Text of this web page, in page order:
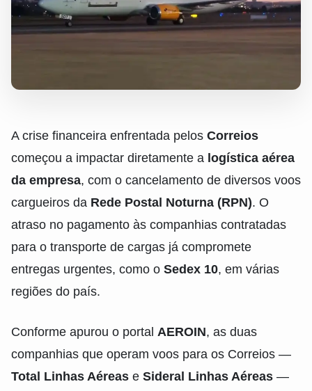
A crise financeira enfrentada pelos Correios
começou a impactar diretamente a logística aérea
da empresa, com o cancelamento de diversos voos
cargueiros da Rede Postal Noturna (RPN). O
atraso no pagamento às companhias contratadas
para o transporte de cargas já compromete
entregas urgentes, como o Sedex 10, em várias
regiões do país.
Conforme apurou o portal AEROIN, as duas
companhias que operam voos para os Correios —
Total Linhas Aéreas e Sideral Linhas Aéreas —